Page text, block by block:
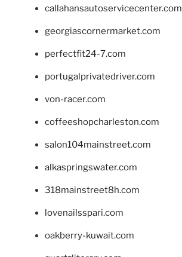
callahansautoservicecenter.com
georgiascornermarket.com
perfectfit24-7.com
portugalprivatedriver.com
von-racer.com
coffeeshopcharleston.com
salon104mainstreet.com
alkaspringswater.com
318mainstreet8h.com
lovenailsspari.com
oakberry-kuwait.com